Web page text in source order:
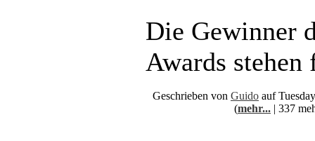
Die Gewinner
Awards stehen
Geschrieben von Guido auf
(mehr... | 337